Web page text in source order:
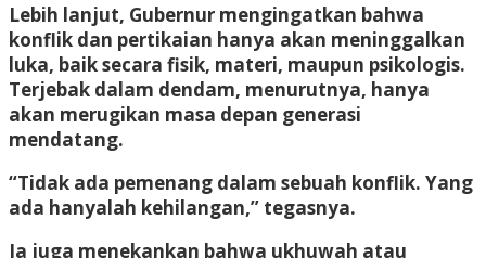
Lebih lanjut, Gubernur mengingatkan bahwa
konflik dan pertikaian hanya akan meninggalkan
luka, baik secara fisik, materi, maupun psikologis.
Terjebak dalam dendam, menurutnya, hanya
akan merugikan masa depan generasi
mendatang.
“Tidak ada pemenang dalam sebuah konflik. Yang
ada hanyalah kehilangan,” tegasnya.
Ia juga menekankan bahwa ukhuwah atau